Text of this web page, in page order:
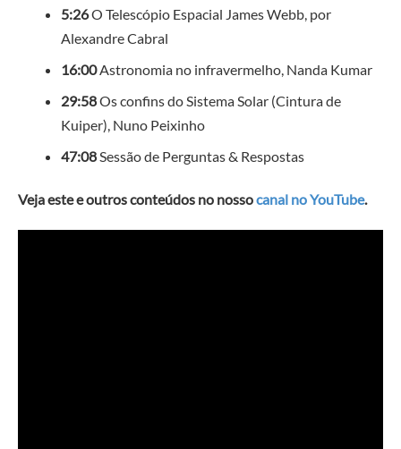
5:26O Telescópio Espacial James Webb, por
Alexandre Cabral
16:00Astronomia no infravermelho, Nanda Kumar
29:58Os confins do Sistema Solar (Cintura de
Kuiper), Nuno Peixinho
47:08Sessão de Perguntas & Respostas
Veja este e outros conteúdos no nossocanal no YouTube.